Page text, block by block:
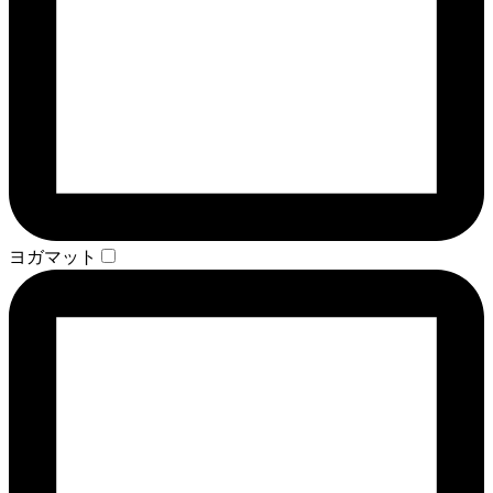
ヨガマット